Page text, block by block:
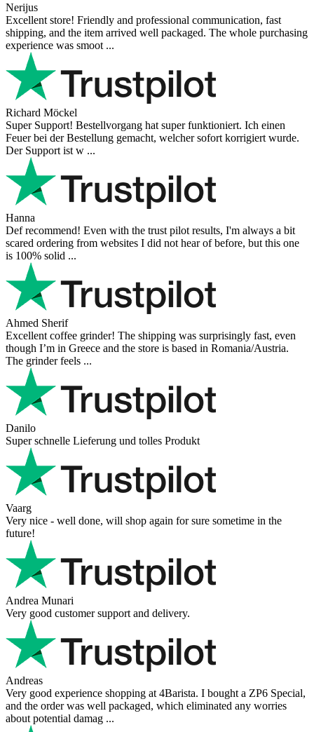
Nerijus
Excellent store! Friendly and professional communication, fast
shipping, and the item arrived well packaged. The whole purchasing
experience was smoot ...
Richard Möckel
Super Support! Bestellvorgang hat super funktioniert. Ich einen
Feuer bei der Bestellung gemacht, welcher sofort korrigiert wurde.
Der Support ist w ...
Hanna
Def recommend! Even with the trust pilot results, I'm always a bit
scared ordering from websites I did not hear of before, but this one
is 100% solid ...
Ahmed Sherif
Excellent coffee grinder! The shipping was surprisingly fast, even
though I’m in Greece and the store is based in Romania/Austria.
The grinder feels ...
Danilo
Super schnelle Lieferung und tolles Produkt
Vaarg
Very nice - well done, will shop again for sure sometime in the
future!
Andrea Munari
Very good customer support and delivery.
Andreas
Very good experience shopping at 4Barista. I bought a ZP6 Special,
and the order was well packaged, which eliminated any worries
about potential damag ...